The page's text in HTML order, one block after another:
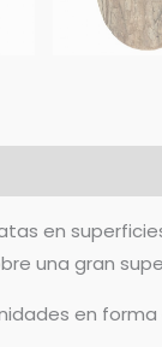
en
una gran
en